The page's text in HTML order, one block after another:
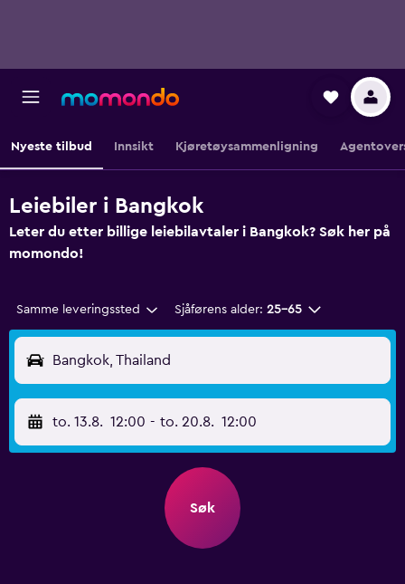
Nyeste tilbud Innsikt Kjøretøysammenligning
Leiebiler i Bangkok
Leter du etter billige leiebilavtaler i Bangkok? Søk her på
momondo!
Samme leveringssted Sjåførens alder: 25–65
Bangkok, Thailand
to. 13.8. 12:00 - to. 20.8. 12:00
Søk